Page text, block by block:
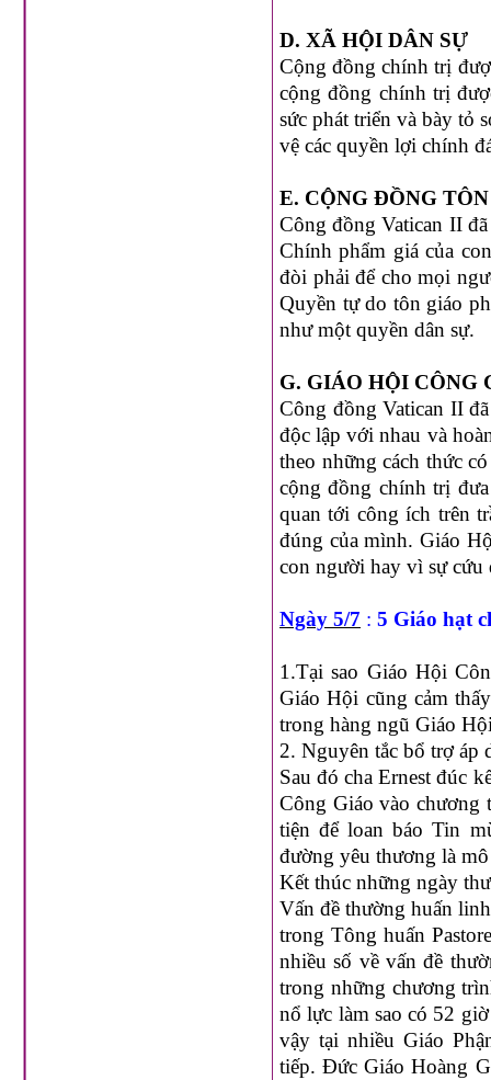
D. XÃ HỘI DÂN SỰ
Cộng đồng chính trị
cộng đồng chính trị
sức phát triển và bày tỏ
vệ các quyền lợi chính
E. CỘNG ĐỒNG
Công đồng Vatican II
Chính phẩm giá của
đòi phải để cho mọi
Quyền tự do tôn giáo
như một quyền dân sự.
G. GIÁO HỘI CÔNG
Công đồng Vatican II
độc lập với nhau và
theo những cách thức
cộng đồng chính trị
quan tới công ích trên
đúng của mình. Giáo
con người hay vì sự cứu
Ngày 5/7 : 5 Giáo hạt
1.Tại sao Giáo Hội
Giáo Hội cũng cảm
trong hàng ngũ Giáo
2. Nguyên tắc bổ trợ áp
Sau đó cha Ernest đúc
Công Giáo vào
tiện để loan báo Tin
đường yêu thương là
Kết thúc những ngày
Vấn đề thường huấn
trong Tông huấn
nhiều số về vấn đề
trong những chương
nổ lực làm sao có 52
vậy tại nhiều Giáo
tiếp. Đức Giáo Hoàng